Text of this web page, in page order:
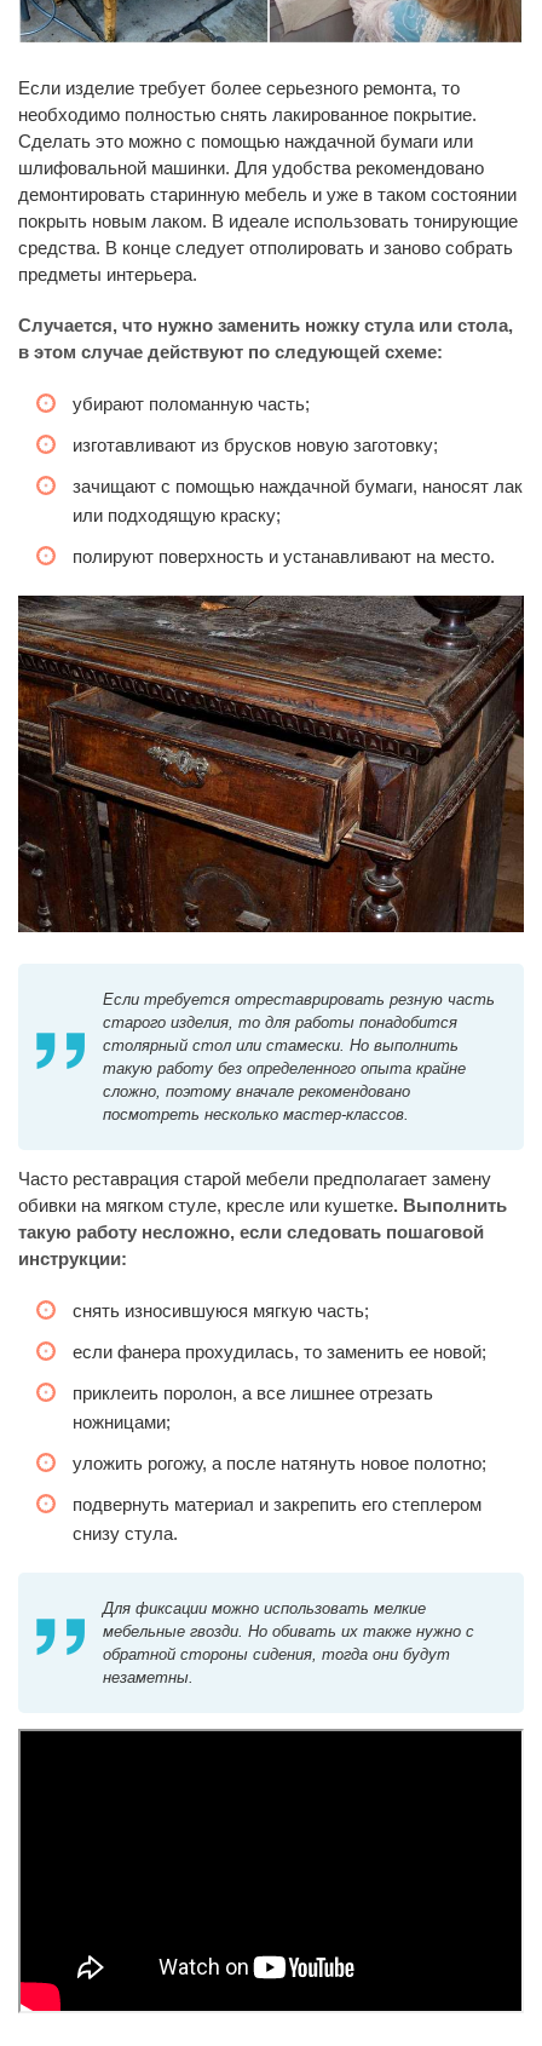
Если изделие требует более серьезного ремонта, то
необходимо полностью снять лакированное покрытие.
Сделать это можно с помощью наждачной бумаги или
шлифовальной машинки. Для удобства рекомендовано
демонтировать старинную мебель и уже в таком состоянии
покрыть новым лаком. В идеале использовать тонирующие
средства. В конце следует отполировать и заново собрать
предметы интерьера.
Случается, что нужно заменить ножку стула или стола,
в этом случае действуют по следующей схеме:
убирают поломанную часть;
изготавливают из брусков новую заготовку;
зачищают с помощью наждачной бумаги, наносят лак
или подходящую краску;
полируют поверхность и устанавливают на место.
Если требуется отреставрировать резную часть
старого изделия, то для работы понадобится
столярный стол или стамески. Но выполнить
такую работу без определенного опыта крайне
сложно, поэтому вначале рекомендовано
посмотреть несколько мастер-классов.
Часто реставрация старой мебели предполагает замену
обивки на мягком стуле, кресле или кушетке. Выполнить
такую работу несложно, если следовать пошаговой
инструкции:
снять износившуюся мягкую часть;
если фанера прохудилась, то заменить ее новой;
приклеить поролон, а все лишнее отрезать
ножницами;
уложить рогожу, а после натянуть новое полотно;
подвернуть материал и закрепить его степлером
снизу стула.
Для фиксации можно использовать мелкие
мебельные гвозди. Но обивать их также нужно с
обратной стороны сидения, тогда они будут
незаметны.